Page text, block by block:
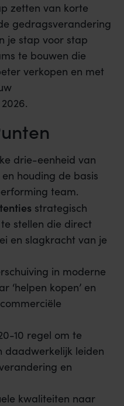
zetten van korte
gedragsverandering
je stap voor stap
te bouwen die
verkopen en met
drie-eenheid van
houding de basis
team.
strategisch
stellen die direct
en slagkracht van je
in moderne
‘helpen kopen’ en
10 regel om te
leiden
en
kwaliteiten naar